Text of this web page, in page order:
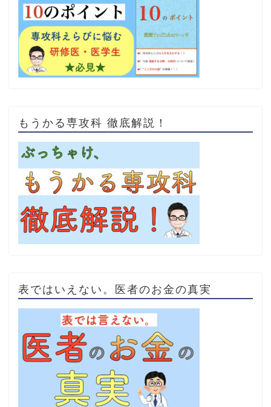
もうかる専攻科 徹底解説！
表ではいえない。医者のお金の真実